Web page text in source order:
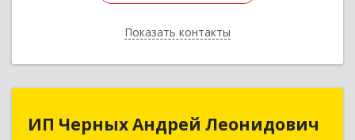
Показать контакты
Назад
ИП Черных Андрей Леонидович
ИП Черных Андрей Леонидович